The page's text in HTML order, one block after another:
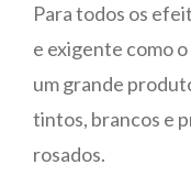
Para todos os
e exigente como
um grande
tintos, brancos e
rosados.